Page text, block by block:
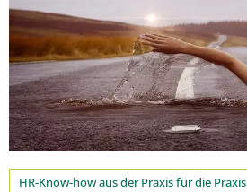
HR-Know-how aus der Praxis für die Praxis